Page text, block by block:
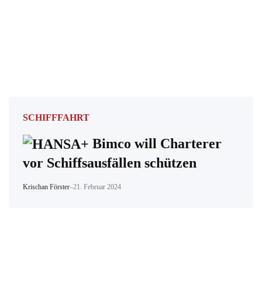
SCHIFFFAHRT
Bimco will Charterer
vor Schiffsausfällen schützen
Krischan Förster–21. Februar 2024